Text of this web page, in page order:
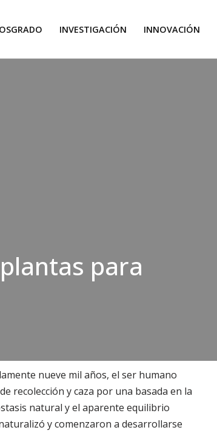
INVESTIGACIÓN INNOVACIÓN
para
nueve mil años, el ser humano
recolección y caza por una basada en la
natural y el aparente equilibrio
y comenzaron a desarrollarse